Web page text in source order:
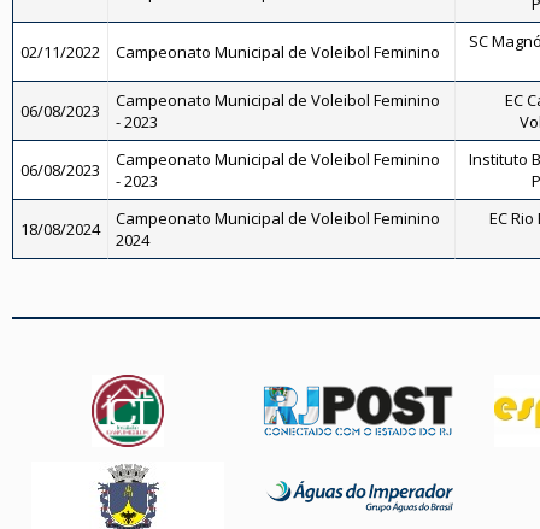
02/11/2022 Campeonato Municipal de Voleibol Feminino SC
06/08/2023
Campeonato Municipal de Voleibol Feminino
- 2023
EC
06/08/2023
Campeonato Municipal de Voleibol Feminino
- 2023
Instituto
18/08/2024
Campeonato Municipal de Voleibol Feminino
2024
EC